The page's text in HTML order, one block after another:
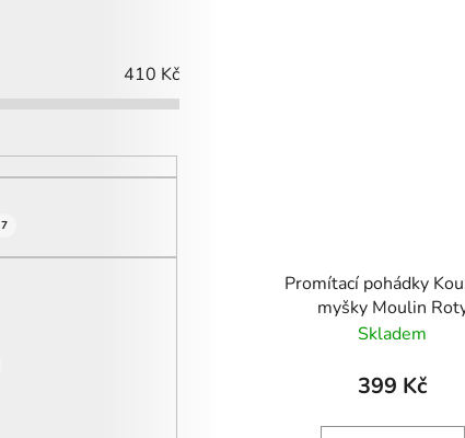
410 Kč
7
Promítací pohádky
myšky Moulin
Skladem
399 Kč